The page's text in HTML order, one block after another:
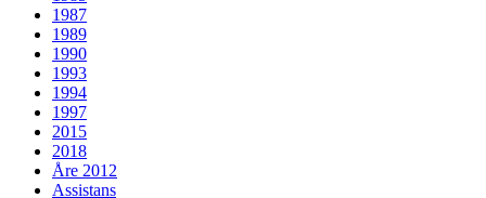
1987
1989
1990
1993
1994
1997
2015
2018
Åre 2012
Assistans